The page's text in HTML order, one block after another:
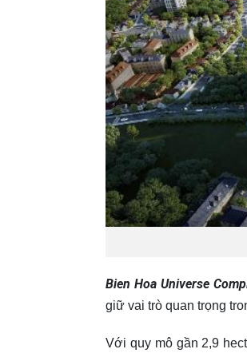
Bien Hoa Universe
giữ vai trò quan trọng
Với quy mô gần 2,9